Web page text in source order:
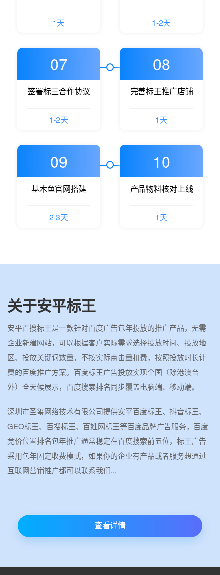
1天 1-2天
07
签署标王合作协议
1-2天
08
完善标王推广店铺
1天
09
基木鱼官网搭建
2-3天
10
产品物料核对上线
1天
关于安平标王
安平百搜标王是一款针对百度广告包年投放的推广产品，无需
企业新建网站，可以根据客户实际需求选择投放时间、投放地
区、投放关键词数量，不按实际点击量扣费，按照投放时长计
费的百度推广方案。百度标王广告投放实现全国（除港澳台
外）全天候展示，百度搜索排名同步覆盖电脑端、移动端。
深圳市圣玺网络技术有限公司提供安平百度标王、抖音标王、
GEO标王、百搜标王、百姓网标王等百度品牌广告服务，百度
竞价位置排名包年推广通常稳定在百度搜索前五位，标王广告
采用包年固定收费模式，如果你的企业有产品或者服务想通过
互联网营销推广都可以联系我们...
查看详情